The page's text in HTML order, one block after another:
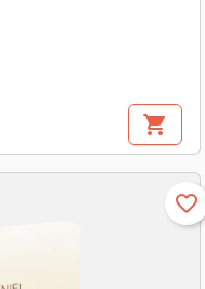
shopping_cart
favorite_border